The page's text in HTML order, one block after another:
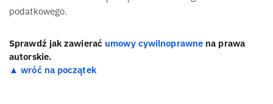
podatkowego.
Sprawdź jak zawierać umowy cywilnoprawne na prawa
autorskie.
▲ wróć na początek